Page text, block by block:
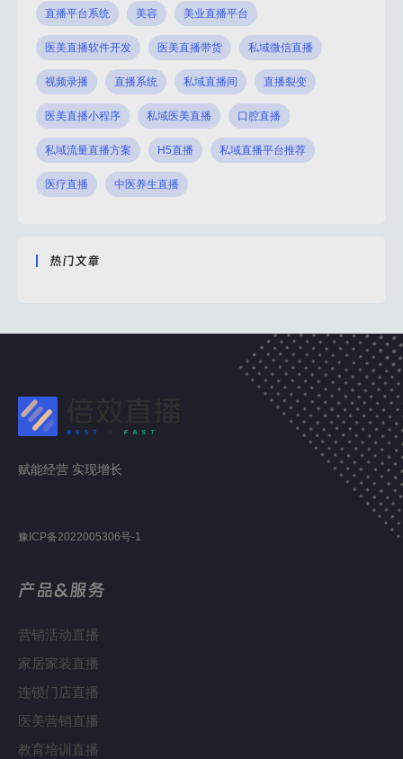
直播平台系统 美容 美业直播平台
医美直播软件开发 医美直播带货 私域微信直播
视频录播 直播系统 私域直播间 直播裂变
医美直播小程序 私域医美直播 口腔直播
私域流量直播方案 H5直播 私域直播平台推荐
医疗直播 中医养生直播
热门文章
赋能经营 实现增长
豫ICP备2022005306号-1
产品&服务
营销活动直播
家居家装直播
连锁门店直播
医美营销直播
教育培训直播